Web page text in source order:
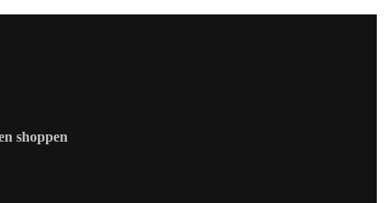
shoppen